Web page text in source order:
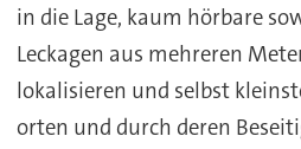
in die Lage, kaum hörbare
Leckagen aus mehreren
lokalisieren und selbst
orten und durch deren